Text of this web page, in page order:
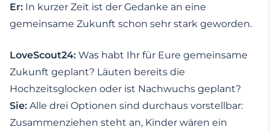
Er: In kurzer Zeit ist der Gedanke an eine
gemeinsame Zukunft schon sehr stark geworden.
LoveScout24: Was habt Ihr für Eure gemeinsame
Zukunft geplant? Läuten bereits die
Hochzeitsglocken oder ist Nachwuchs geplant?
Sie: Alle drei Optionen sind durchaus vorstellbar:
Zusammenziehen steht an, Kinder wären ein